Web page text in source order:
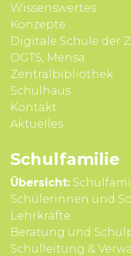
Wissens­wertes
Konzepte
Digitale Schule der
OGTS, Mensa
Zentralbibliothek
Schulhaus
Kontakt
Aktuelles
Schul­familie
Übersicht:
Schülerinnen und
Lehrkräfte
Beratung und
Schul­leitung &